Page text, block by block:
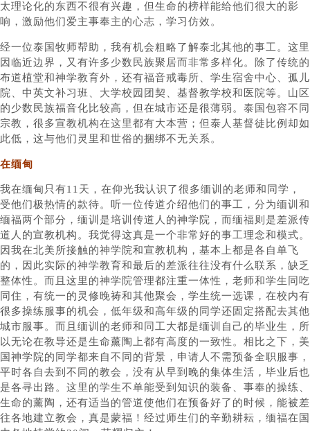
太理论化的东西不很有兴趣，但生命的榜样能给他们很大的影
响，激励他们爱主事奉主的心志，学习仿效。
经一位泰国牧师帮助，我有机会粗略了解泰北其他的事工。这里
因临近边界，又有许多少数民族聚居而非常多样化。除了传统的
布道植堂和神学教育外，还有福音戒毒所、学生宿舍中心、孤儿
院、中英文补习班、大学校园团契、基督教学校和医院等。山区
的少数民族福音化比较高，但在城市还是很薄弱。泰国包容不同
宗教，很多宣教机构在这里都有大本营；但泰人基督徒比例却如
此低，这与他们灵里和世俗的捆绑不无关系。
在缅甸
我在缅甸只有11天，在仰光我认识了很多缅训的老师和同学，
受他们极热情的款待。听一位传道介绍他们的事工，分为缅训和
缅福两个部分，缅训是培训传道人的神学院，而缅福则是差派传
道人的宣教机构。我觉得这真是一个非常好的事工理念和模式。
因我在北美所接触的神学院和宣教机构，基本上都是各自单飞
的，因此实际的神学教育和最后的差派往往没有什么联系，缺乏
整体性。而且这里的神学院管理都注重一体性，老师和学生同吃
同住，有统一的灵修晚祷和其他聚会，学生统一选课，在校内有
很多操练服事的机会，低年级和高年级的同学还固定搭配去其他
城市服事。而且缅训的老师和同工大都是缅训自己的毕业生，所
以无论在教导还是生命薰陶上都有高度的一致性。相比之下，美
国神学院的同学都来自不同的背景，申请人不需预备全职服事，
平时各自去到不同的教会，没有从早到晚的集体生活，毕业后也
是各寻出路。这里的学生不单能受到知识的装备、事奉的操练、
生命的薰陶，还有适当的管道使他们在预备好了的时候，能被差
往各地建立教会，真是蒙福！经过师生们的辛勤耕耘，缅福在国